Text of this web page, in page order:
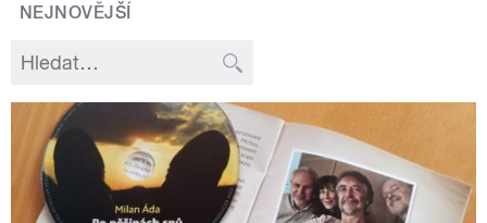
NEJNOVĚJŠÍ